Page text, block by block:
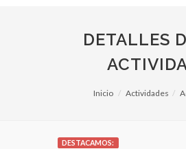
DETALLES
Inicio Actividades
DESTACAMOS: